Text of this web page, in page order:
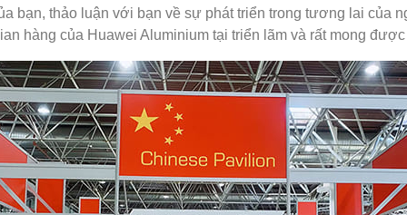
bạn, thảo luận với bạn về sự phát triển trong tương lai của
hàng của Huawei Aluminium tại triển lãm và rất mong